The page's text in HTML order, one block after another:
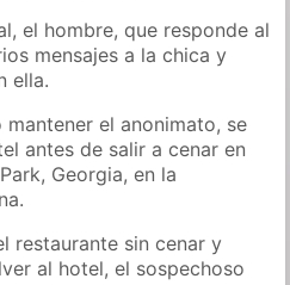
el hombre, que responde al
mensajes a la chica y
ella.
el anonimato, se
antes de salir a cenar en
Georgia, en la
restaurante sin cenar y
al hotel, el sospechoso